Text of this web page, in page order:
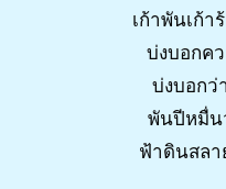
เก้าพันเก้า
บ่งบอกค
บ่งบอกว่
พันปีหมื่น
ฟ้าดินสลา